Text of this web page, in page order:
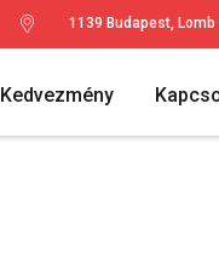
1139 Budapest,
Kedvezmény